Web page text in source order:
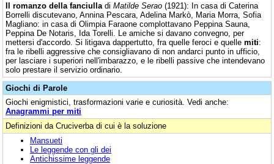
Il romanzo della fanciulla di Matilde Serao (1921): In casa di Caterina
Borrelli discutevano, Annina Pescara, Adelina Markò, Maria Morra, Sofia
Magliano: in casa di Olimpia Faraone complottavano Peppina Sauna,
Peppina De Notaris, Ida Torelli. Le amiche si davano convegno, per
mettersi d'accordo. Si litigava dappertutto, fra quelle feroci e quelle miti:
fra le ribelli aggressive che consigliavano di non andarci punto in ufficio,
per lasciare i superiori nell'imbarazzo, e le ribelli passive che intendevano
solo prestare il servizio ordinario.
Giochi di Parole
Giochi enigmistici, trasformazioni varie e curiosità. Vedi anche:
Anagrammi per miti
Definizioni da Cruciverba di cui è la soluzione
Mansueti
Le leggende con gli dei
Antichissime leggende